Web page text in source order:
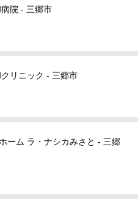
院 - 三郷市
リニック - 三郷市
ーム ラ・ナシカみさと - 三郷